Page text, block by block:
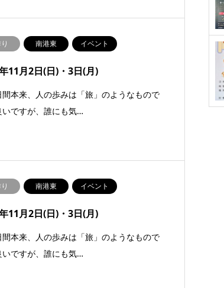
南港東 イベント
11月2日(日)・3日(月)
間本来、人の歩みは「旅」のようなもので
ですが、誰にも気…
南港東 イベント
11月2日(日)・3日(月)
間本来、人の歩みは「旅」のようなもので
ですが、誰にも気…